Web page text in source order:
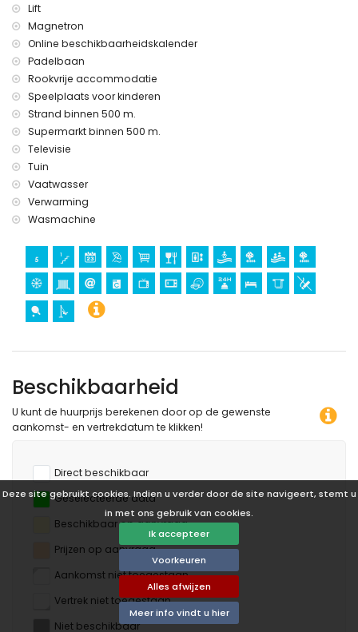
Deze site gebruikt cookies. Indien u verder door de site navigeert, stemt u
in met ons gebruik van cookies.
Ik accepteer
Voorkeuren
Alles afwijzen
Meer info vindt u hier
Lift
Magnetron
Online beschikbaarheidskalender
Padelbaan
Rookvrije accommodatie
Speelplaats voor kinderen
Strand binnen 500 m.
Supermarkt binnen 500 m.
Televisie
Tuin
Vaatwasser
Verwarming
Wasmachine
Beschikbaarheid
U kunt de huurprijs berekenen door op de gewenste
aankomst- en vertrekdatum te klikken!
Direct beschikbaar
Geselecteerde data
Beschikbaar op aanvraag
Prijzen op aanvraag
Aankomst niet toegestaan
Vertrek niet toegestaan
Niet beschikbaar